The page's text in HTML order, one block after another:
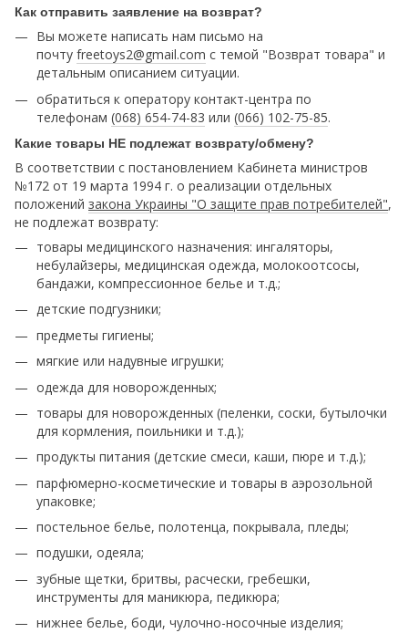
Как отправить заявление на возврат?
Вы можете написать нам письмо на
почту freetoys2@gmail.com c темой "Возврат товара" и
детальным описанием ситуации.
обратиться к оператору контакт-центра по
телефонам (068) 654-74-83 или (066) 102-75-85.
Какие товары НЕ подлежат возврату/обмену?
В соответствии с постановлением Кабинета министров
№172 от 19 марта 1994 г. о реализации отдельных
положений закона Украины "О защите прав потребителей",
не подлежат возврату:
товары медицинского назначения: ингаляторы,
небулайзеры, медицинская одежда, молокоотсосы,
бандажи, компрессионное белье и т.д.;
детские подгузники;
предметы гигиены;
мягкие или надувные игрушки;
одежда для новорожденных;
товары для новорожденных (пеленки, соски, бутылочки
для кормления, поильники и т.д.);
продукты питания (детские смеси, каши, пюре и т.д.);
парфюмерно-косметические и товары в аэрозольной
упаковке;
постельное белье, полотенца, покрывала, пледы;
подушки, одеяла;
зубные щетки, бритвы, расчески, гребешки,
инструменты для маникюра, педикюра;
нижнее белье, боди, чулочно-носочные изделия;